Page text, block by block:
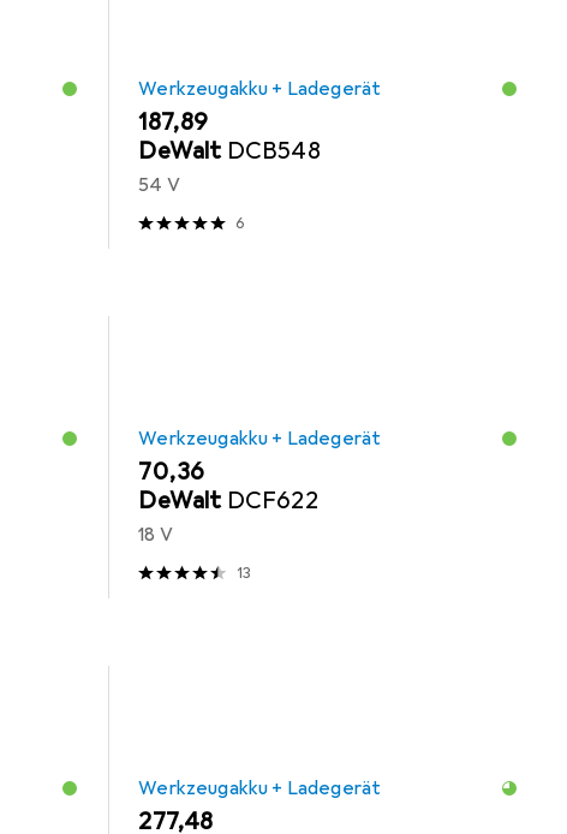
Werkzeugakku + Ladegerät
EUR
187,89
DeWalt DCB548
54 V
6
Werkzeugakku + Ladegerät
EUR
70,36
DeWalt DCF622
18 V
13
Werkzeugakku + Ladegerät
EUR
277,48